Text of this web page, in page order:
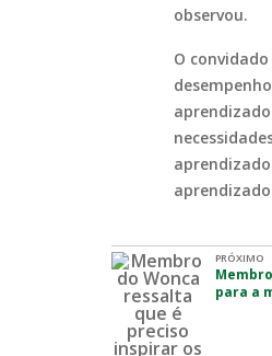
observou.
O
PRÓXIMO
para a